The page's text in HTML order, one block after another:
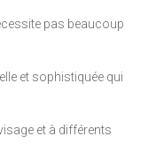
pas beaucoup
et sophistiquée qui
et à différents